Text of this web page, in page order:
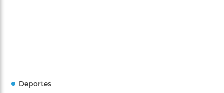
Deportes